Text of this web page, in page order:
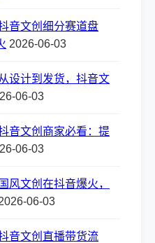
音文创细分赛道盘
2026-06-03
从设计到发货，抖音文
06-03
音文创商家必看：提
06-03
国风文创在抖音爆火，
06-03
音文创直播带货流